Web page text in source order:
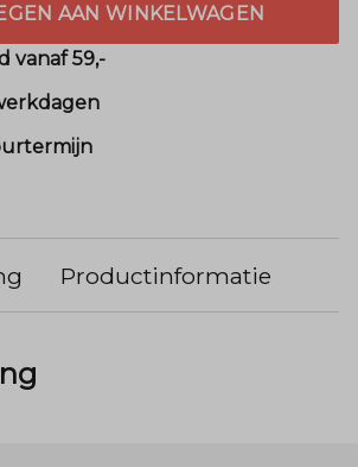
AAN WINKELWAGEN
vanaf 59,-
Productinformatie